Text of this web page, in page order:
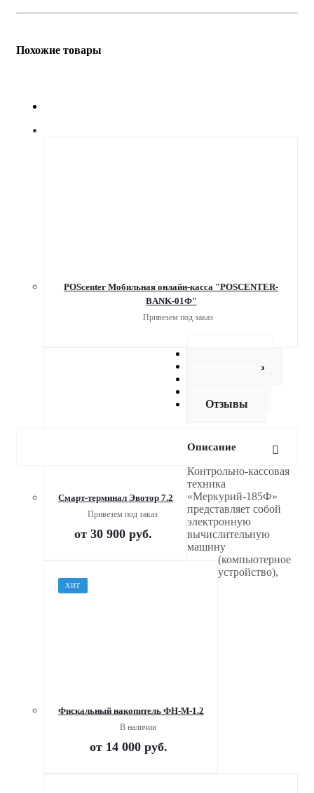
Похожие товары
POScenter Мобильная онлайн-касса "POSCENTER-
BANK-01Ф"
Привезем под заказ
Смарт-терминал Эвотор 7.2
Привезем под заказ
от 30 900 руб.
ХИТ
Фискальный накопитель ФН-М-1.2
В наличии
от 14 000 руб.
Как купить
Отзывы
Описание
Контрольно-кассовая
техника
«Меркурий-185Ф»
представляет собой
электронную
вычислительную
машину
(компьютерное
устройство),